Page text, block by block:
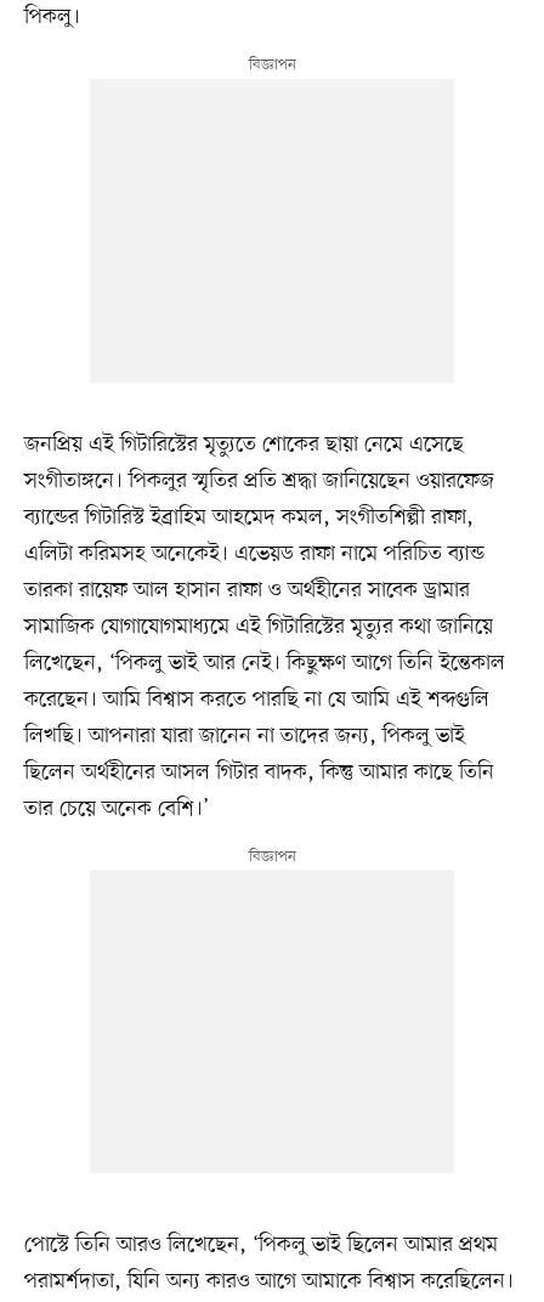
পিকলু।
জনপ্রিয় এই গিটারিস্টের মৃত্যুতে শোকের ছায়া নেমে এসেছে
সংগীতাঙ্গনে। পিকলুর স্মৃতির প্রতি শ্রদ্ধা জানিয়েছেন ওয়ারফেজ
ব্যান্ডের গিটারিস্ট ইব্রাহিম আহমেদ কমল, সংগীতশিল্পী রাফা,
এলিটা করিমসহ অনেকেই। এভেয়ড রাফা নামে পরিচিত ব্যান্ড
তারকা রায়েফ আল হাসান রাফা ও অর্থহীনের সাবেক ড্রামার
সামাজিক যোগাযোগমাধ‍্যমে এই গিটারিস্টের মৃত্যুর কথা জানিয়ে
লিখেছেন, ‘পিকলু ভাই আর নেই। কিছুক্ষণ আগে তিনি ইন্তেকাল
করেছেন। আমি বিশ্বাস করতে পারছি না যে আমি এই শব্দগুলি
লিখছি। আপনারা যারা জানেন না তাদের জন্য, পিকলু ভাই
ছিলেন অর্থহীনের আসল গিটার বাদক, কিন্তু আমার কাছে তিনি
তার চেয়ে অনেক বেশি।’
পোস্টে তিনি আরও লিখেছেন, ‘পিকলু ভাই ছিলেন আমার প্রথম
পরামর্শদাতা, যিনি অন্য কারও আগে আমাকে বিশ্বাস করেছিলেন।